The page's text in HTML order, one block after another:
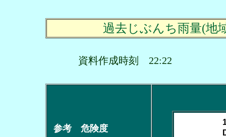
過去じぶんち雨量(地
資料作成時刻 22:22
参考 危険度